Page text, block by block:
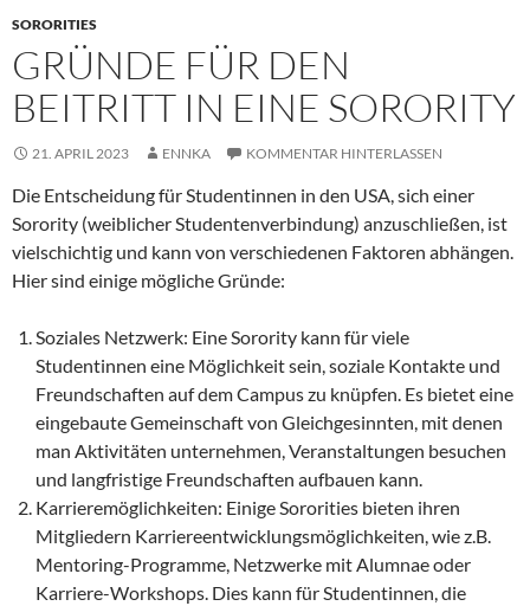
SORORITIES
GRÜNDE FÜR DEN
BEITRITT IN EINE SORORITY
21. APRIL 2023 ENNKA KOMMENTAR HINTERLASSEN
Die Entscheidung für Studentinnen in den USA, sich einer
Sorority (weiblicher Studentenverbindung) anzuschließen, ist
vielschichtig und kann von verschiedenen Faktoren abhängen.
Hier sind einige mögliche Gründe:
Soziales Netzwerk: Eine Sorority kann für viele
Studentinnen eine Möglichkeit sein, soziale Kontakte und
Freundschaften auf dem Campus zu knüpfen. Es bietet eine
eingebaute Gemeinschaft von Gleichgesinnten, mit denen
man Aktivitäten unternehmen, Veranstaltungen besuchen
und langfristige Freundschaften aufbauen kann.
Karrieremöglichkeiten: Einige Sororities bieten ihren
Mitgliedern Karriereentwicklungsmöglichkeiten, wie z.B.
Mentoring-Programme, Netzwerke mit Alumnae oder
Karriere-Workshops. Dies kann für Studentinnen, die